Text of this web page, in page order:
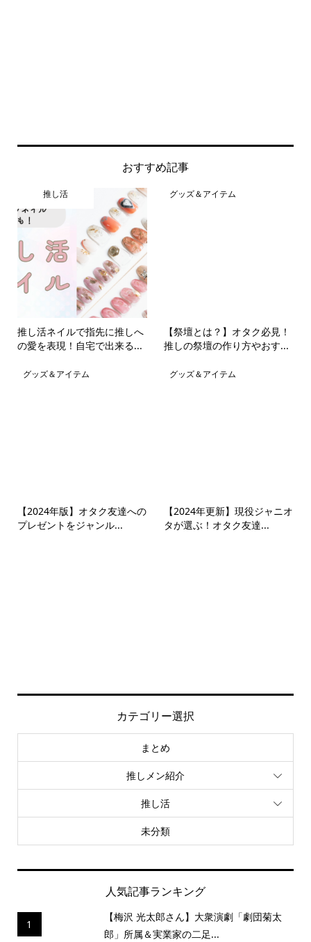
おすすめ記事
推し活
推し活ネイルで指先に推しへ
の愛を表現！自宅で出来る...
グッズ＆アイテム
【祭壇とは？】オタク必見！
推しの祭壇の作り方やおす...
グッズ＆アイテム
【2024年版】オタク友達への
プレゼントをジャンル...
グッズ＆アイテム
【2024年更新】現役ジャニオ
タが選ぶ！オタク友達...
カテゴリー選択
まとめ
推しメン紹介
推し活
未分類
人気記事ランキング
1
【梅沢 光太郎さん】大衆演劇「劇団菊太
郎」所属＆実業家の二足...